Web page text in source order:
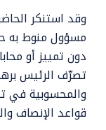
وقد استنكر
مسؤول منوط به
دون تمييز أو
تصرّف الرئيس
والمحسوبية في
قواعد الإنصاف